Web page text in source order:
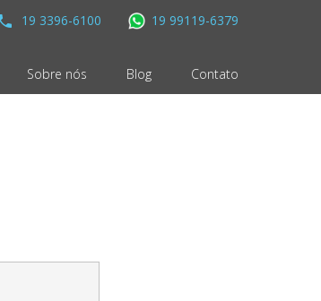
Sobre nós Blog Contato
19 99119-6379
19 3396-6100